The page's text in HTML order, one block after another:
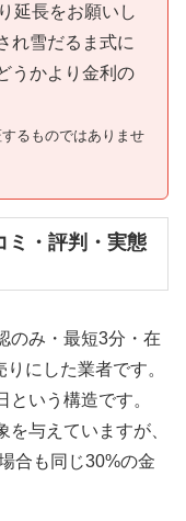
延長をお願いし
れ雪だるま式に
うかより金利の
るものではありませ
ミ・評判・実態
のみ・最短3分・在
にした業者です。
いう構造です。
を与えていますが、
合も同じ30%の金